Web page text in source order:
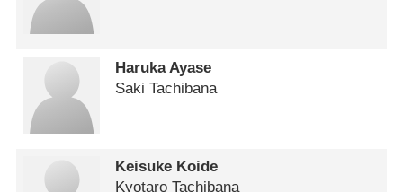
Haruka Ayase
Saki Tachibana
Keisuke Koide
Kyotaro Tachibana